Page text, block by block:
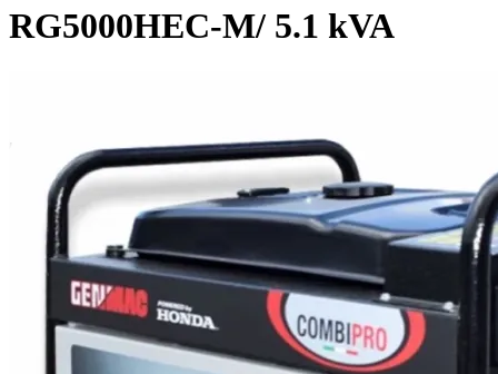
RG5000HEC-M/ 5.1 kVA